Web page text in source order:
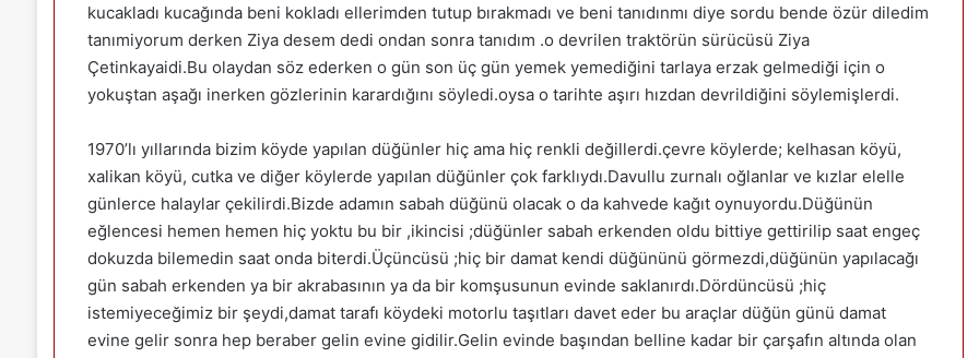
kucakladı kucağında beni kokladı ellerimden tutup bırakmadı ve beni tanıdınmı diye sordu bende özür diledim
tanımiyorum derken Ziya desem dedi ondan sonra tanıdım .o devrilen traktörün sürücüsü Ziya
Çetinkayaidi.Bu olaydan söz ederken o gün son üç gün yemek yemediğini tarlaya erzak gelmediği için o
yokuştan aşağı inerken gözlerinin karardığını söyledi.oysa o tarihte aşırı hızdan devrildiğini söylemişlerdi.
1970’lı yıllarında bizim köyde yapılan düğünler hiç ama hiç renkli değillerdi.çevre köylerde; kelhasan köyü,
xalikan köyü, cutka ve diğer köylerde yapılan düğünler çok farklıydı.Davullu zurnalı oğlanlar ve kızlar elelle
günlerce halaylar çekilirdi.Bizde adamın sabah düğünü olacak o da kahvede kağıt oynuyordu.Düğünün
eğlencesi hemen hemen hiç yoktu bu bir ,ikincisi ;düğünler sabah erkenden oldu bittiye gettirilip saat engeç
dokuzda bilemedin saat onda biterdi.Üçüncüsü ;hiç bir damat kendi düğününü görmezdi,düğünün yapılacağı
gün sabah erkenden ya bir akrabasının ya da bir komşusunun evinde saklanırdı.Dördüncüsü ;hiç
istemiyeceğimiz bir şeydi,damat tarafı köydeki motorlu taşıtları davet eder bu araçlar düğün günü damat
evine gelir sonra hep beraber gelin evine gidilir.Gelin evinde başından belline kadar bir çarşafın altında olan